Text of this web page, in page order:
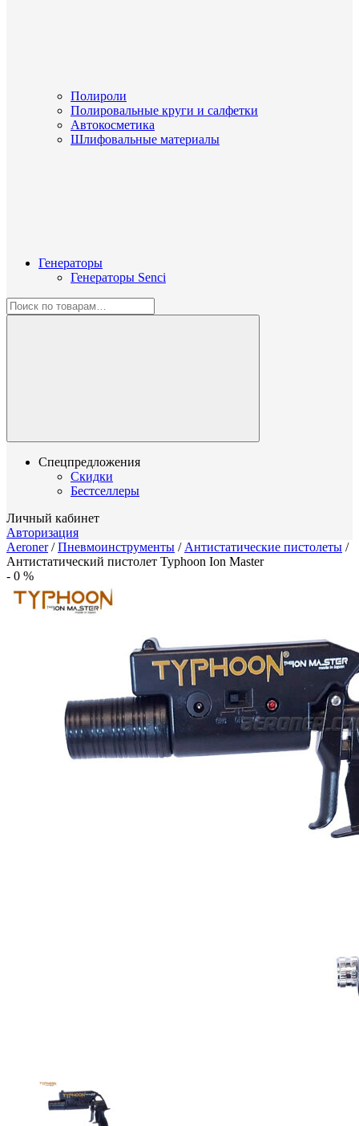
Полироли
Полировальные круги и салфетки
Автокосметика
Шлифовальные материалы
Генераторы
Генераторы Senci
Спецпредложения
Скидки
Бестселлеры
Личный кабинет
Авторизация
Aeroner/Пневмоинструменты / Антистатические пистолеты /
Антистатический пистолет Typhoon Ion Master
- 0 %